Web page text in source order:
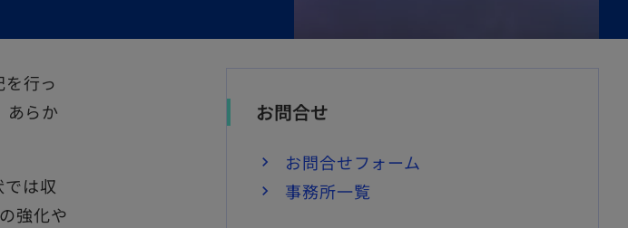
行っ
あらか
は収
強化や
お問合せ
お問合せフォーム
事務所一覧